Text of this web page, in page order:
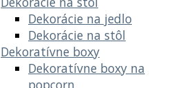
Dekorácie na jedlo
Dekorácie na stôl
Dekoratívne boxy
Dekoratívne boxy na
popcorn